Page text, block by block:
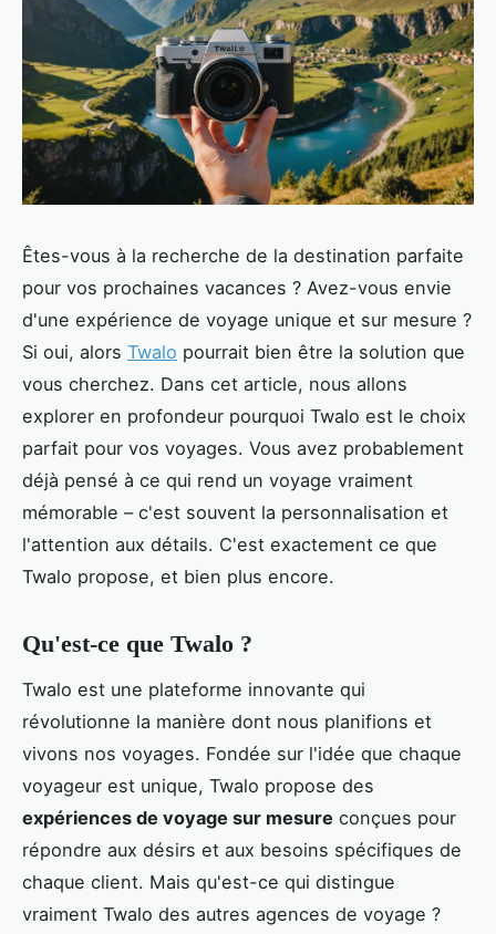
Êtes-vous à la recherche de la destination parfaite
pour vos prochaines vacances ? Avez-vous envie
d'une expérience de voyage unique et sur mesure ?
Si oui, alors Twalo pourrait bien être la solution que
vous cherchez. Dans cet article, nous allons
explorer en profondeur pourquoi Twalo est le choix
parfait pour vos voyages. Vous avez probablement
déjà pensé à ce qui rend un voyage vraiment
mémorable – c'est souvent la personnalisation et
l'attention aux détails. C'est exactement ce que
Twalo propose, et bien plus encore.
Qu'est-ce que Twalo ?
Twalo est une plateforme innovante qui
révolutionne la manière dont nous planifions et
vivons nos voyages. Fondée sur l'idée que chaque
voyageur est unique, Twalo propose des
expériences de voyage sur mesure conçues pour
répondre aux désirs et aux besoins spécifiques de
chaque client. Mais qu'est-ce qui distingue
vraiment Twalo des autres agences de voyage ?